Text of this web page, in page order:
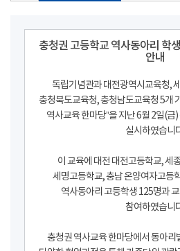
충청권 고등학교 역사동아리 학
안내
독립기념관과 대전광역시교육청,
충청북도교육청, 충청남도교육청 5개
역사교육 한마당”을 지난 6월 2일(금
실시하였습니
이 교육에 대전 대전고등학교, 세
세명고등학교, 충남 온양여자고등
역사동아리 고등학생 125명과
참여하였습니
충청권 역사교육 한마당에서 동아리